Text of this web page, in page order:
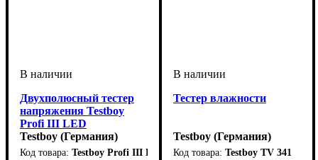
Двухполюсный тестер
напряжения Testboy
Profi III LED
Testboy (Германия)
Testboy Profi III LED +
Тестер влажности
Testboy (Германия)
Testboy TV 341